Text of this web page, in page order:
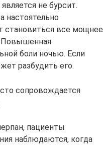
не бурсит.
настоятельно
становиться все мощнее
Повышенная
боли ночью. Если
разбудить его.
сопровождается
пациенты
наблюдаются, когда